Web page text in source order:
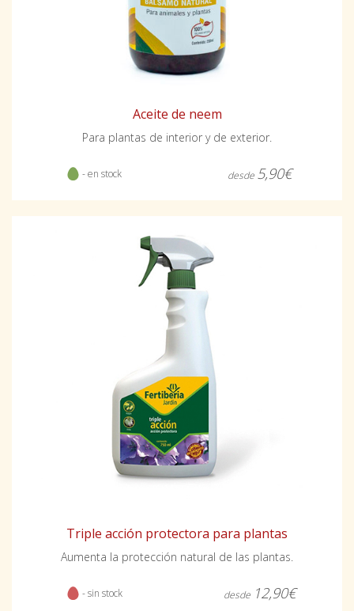
Aceite de neem
Para plantas de interior y de exterior.
- en stock desde 5,90€
Triple acción protectora para plantas
Aumenta la protección natural de las plantas.
- sin stock desde 12,90€